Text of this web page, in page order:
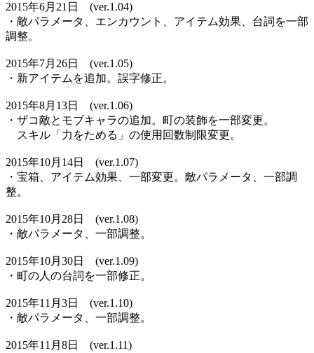
2015年6月21日 (ver.1.04)
・敵パラメータ、エンカウント、アイテム効果、台詞を一部
調整。
2015年7月26日 (ver.1.05)
・新アイテムを追加。誤字修正。
2015年8月13日 (ver.1.06)
・ザコ敵とモブキャラの追加。町の装飾を一部変更。
スキル「力をためる」の使用回数制限変更。
2015年10月14日 (ver.1.07)
・宝箱、アイテム効果、一部変更。敵パラメータ、一部調
整。
2015年10月28日 (ver.1.08)
・敵パラメータ、一部調整。
2015年10月30日 (ver.1.09)
・町の人の台詞を一部修正。
2015年11月3日 (ver.1.10)
・敵パラメータ、一部調整。
2015年11月8日 (ver.1.11)